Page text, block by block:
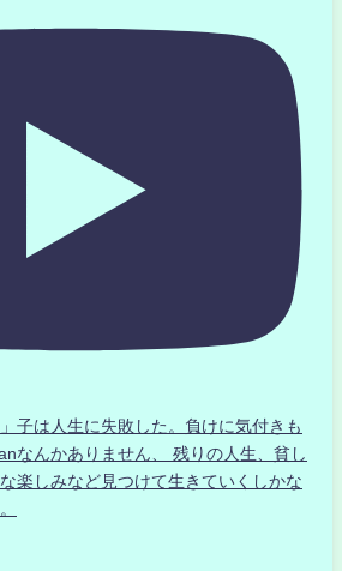
子は人生に失敗した。負けに気付きも
なんかありません、 残りの人生、貧し
楽しみなど見つけて生きていくしかな